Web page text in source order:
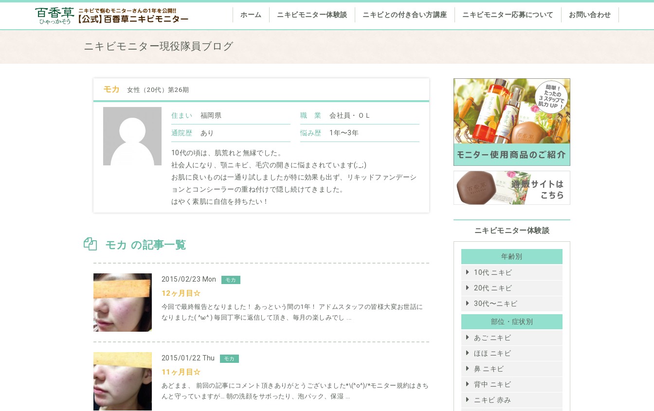
ホーム ニキビモニター体験談 ニキビとの付き合い方講座 ニキビモニター応募について お問い合わせ
ニキビモニター現役隊員ブログ
モカ 女性（20代）第26期
住まい 福岡県 職 業 会社員・ＯＬ
通院歴 あり 悩み歴 1年〜3年
10代の頃は、肌荒れと無縁でした。
社会人になり、顎ニキビ、毛穴の開きに悩まされています(;_;)
お肌に良いものは一通り試しましたが特に効果も出ず、リキッドファンデーシ
ョンとコンシーラーの重ね付けで隠し続けてきました。
はやく素肌に自信を持ちたい！
モカ の記事一覧
2015/02/23 Mon モカ
12ヶ月目☆
今回で最終報告となりました！ あっという間の1年！ アドムスタッフの皆様大変お世話に
なりました( ^ω^ ) 毎回丁寧に返信して頂き、毎月の楽しみでし ...
2015/01/22 Thu モカ
11ヶ月目☆
あどまま、 前回の記事にコメント頂きありがとうございました*\(^o^)/*モニター規約はきち
んと守っていますが… 朝の洗顔をサボったり、泡パック、保湿 ...
ニキビモニター体験談
年齢別
10代 ニキビ
20代 ニキビ
30代〜ニキビ
部位・症状別
あご ニキビ
ほほ ニキビ
鼻 ニキビ
背中 ニキビ
ニキビ 赤み